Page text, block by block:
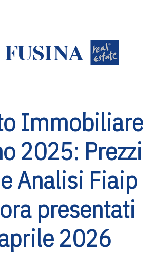
Immobiliare
2025: Prezzi
Analisi Fiaip
presentati
2026